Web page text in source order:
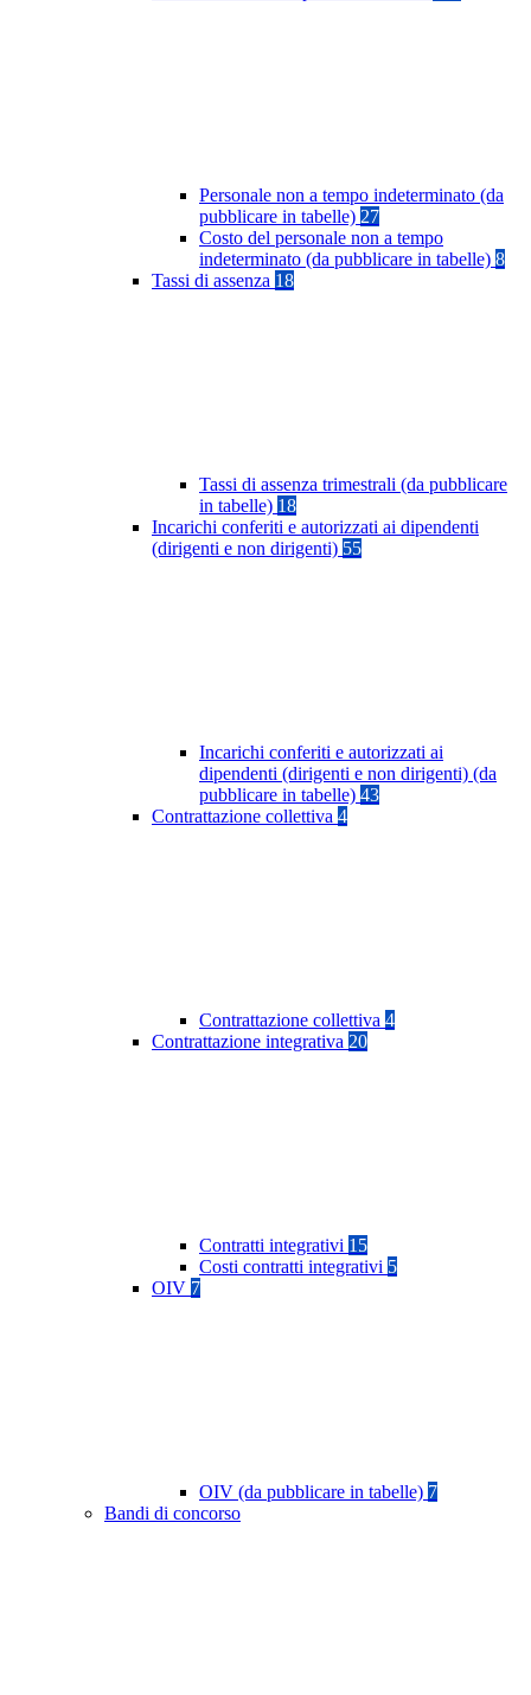
Personale non a tempo indeterminato (da
pubblicare in tabelle) 27
Costo del personale non a tempo
indeterminato (da pubblicare in tabelle) 8
Tassi di assenza 18
Tassi di assenza trimestrali (da pubblicare
in tabelle) 18
Incarichi conferiti e autorizzati ai dipendenti
(dirigenti e non dirigenti) 55
Incarichi conferiti e autorizzati ai
dipendenti (dirigenti e non dirigenti) (da
pubblicare in tabelle) 43
Contrattazione collettiva 4
Contrattazione collettiva 4
Contrattazione integrativa 20
Contratti integrativi 15
Costi contratti integrativi 5
OIV 7
OIV (da pubblicare in tabelle) 7
Bandi di concorso